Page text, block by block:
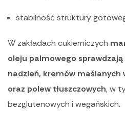
stabilność struktury
W zakładach cukierniczych
oleju palmowego
nadzień, kremów
oraz polew tłuszczowych, w
bezglutenowych i wegańskich.